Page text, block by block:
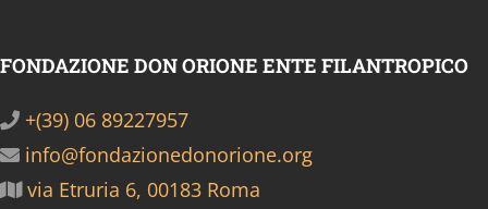
FONDAZIONE DON ORIONE ENTE FILANTROPICO
+(39) 06 89227957
info@fondazionedonorione.org
via Etruria 6, 00183 Roma